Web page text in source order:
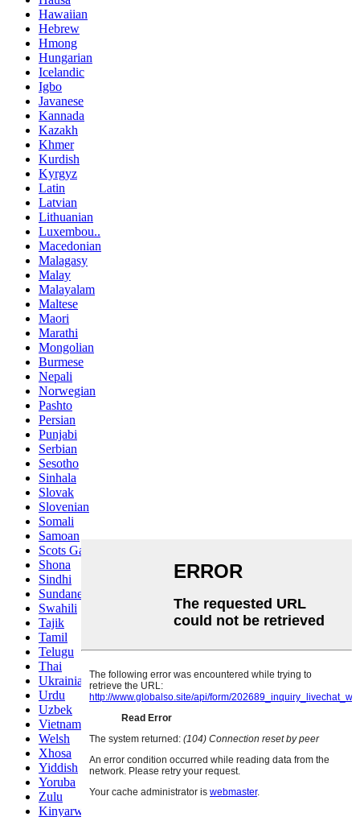
Hawaiian
Hebrew
Hmong
Hungarian
Icelandic
Igbo
Javanese
Kannada
Kazakh
Khmer
Kurdish
Kyrgyz
Latin
Latvian
Lithuanian
Luxembou..
Macedonian
Malagasy
Malay
Malayalam
Maltese
Maori
Marathi
Mongolian
Burmese
Nepali
Norwegian
Pashto
Persian
Punjabi
Serbian
Sesotho
Sinhala
Slovak
Slovenian
Somali
Samoan
Scots Gaelic
Shona
Sindhi
Sundanese
Swahili
Tajik
Tamil
Telugu
Thai
Ukrainian
Urdu
Uzbek
Vietnamese
Welsh
Xhosa
Yiddish
Yoruba
Zulu
Kinyarwanda